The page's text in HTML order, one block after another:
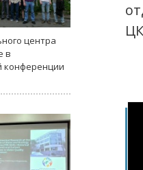
центра
в
конференции